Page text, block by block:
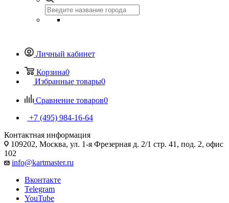
Личный кабинет
Корзина0
Избранные товары0
Сравнение товаров0
+7 (495) 984-16-64
Контактная информация
109202, Москва, ул. 1-я Фрезерная д. 2/1 стр. 41, под. 2, офис
102
info@kartmaster.ru
Вконтакте
Telegram
YouTube